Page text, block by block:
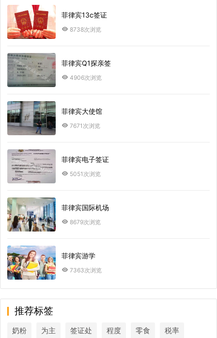
菲律宾13c签证
8738次浏览
菲律宾Q1探亲签
4906次浏览
菲律宾大使馆
7671次浏览
菲律宾电子签证
5051次浏览
菲律宾国际机场
8679次浏览
菲律宾游学
7363次浏览
推荐标签
奶粉 为主 签证处 程度 零食 税率